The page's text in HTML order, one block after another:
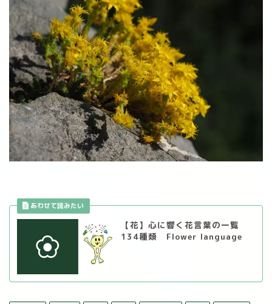
【花】心に響く花言葉の一覧
134種類 Flower language